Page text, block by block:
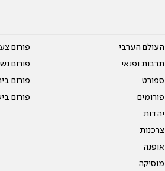
העולם הערבי
תרבות ופנאי
ספורט
פורומים
יהדות
צרכנות
אופנה
מוסיקה
פורום
פורום
פורום
פורום